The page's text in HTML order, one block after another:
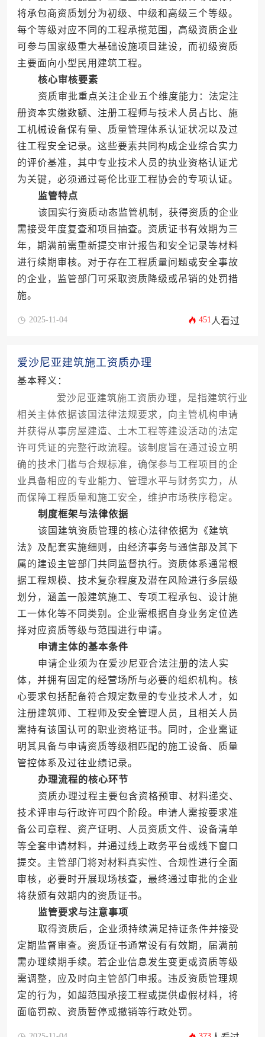
将承包商资质划分为初级、中级和高级三个等级。
每个等级对应不同的工程承揽范围，高级资质企业
可参与国家级重大基础设施项目建设，而初级资质
主要面向小型民用建筑工程。
核心审核要素
资质审批重点关注企业五个维度能力：法定注
册资本实缴数额、注册工程师与技术人员占比、施
工机械设备保有量、质量管理体系认证状况以及过
往工程安全记录。这些要素共同构成企业综合实力
的评价基准，其中专业技术人员的执业资格认证尤
为关键，必须通过哥伦比亚工程协会的专项认证。
监管特点
该国实行资质动态监管机制，获得资质的企业
需接受年度复查和项目抽查。资质证书有效期为三
年，期满前需重新提交审计报告和安全记录等材料
进行续期审核。对于存在工程质量问题或安全事故
的企业，监管部门可采取资质降级或吊销的处罚措
施。
2025-11-04 451 人看过
爱沙尼亚建筑施工资质办理
基本释义：
爱沙尼亚建筑施工资质办理，是指建筑行业
相关主体依据该国法律法规要求，向主管机构申请
并获得从事房屋建造、土木工程等建设活动的法定
许可凭证的完整行政流程。该制度旨在通过设立明
确的技术门槛与合规标准，确保参与工程项目的企
业具备相应的专业能力、管理水平与财务实力，从
而保障工程质量和施工安全，维护市场秩序稳定。
制度框架与法律依据
该国建筑资质管理的核心法律依据为《建筑
法》及配套实施细则，由经济事务与通信部及其下
属的建设主管部门共同监督执行。资质体系通常根
据工程规模、技术复杂程度及潜在风险进行多层级
划分，涵盖一般建筑施工、专项工程承包、设计施
工一体化等不同类别。企业需根据自身业务定位选
择对应资质等级与范围进行申请。
申请主体的基本条件
申请企业须为在爱沙尼亚合法注册的法人实
体，并拥有固定的经营场所与必要的组织机构。核
心要求包括配备符合规定数量的专业技术人才，如
注册建筑师、工程师及安全管理人员，且相关人员
需持有该国认可的职业资格证书。同时，企业需证
明其具备与申请资质等级相匹配的施工设备、质量
管控体系及过往业绩记录。
办理流程的核心环节
资质办理过程主要包含资格预审、材料递交、
技术评审与行政许可四个阶段。申请人需按要求准
备公司章程、资产证明、人员资质文件、设备清单
等全套申请材料，并通过线上政务平台或线下窗口
提交。主管部门将对材料真实性、合规性进行全面
审核，必要时开展现场核查，最终通过审批的企业
将获颁有效期内的资质证书。
监管要求与注意事项
取得资质后，企业须持续满足持证条件并接受
定期监督审查。资质证书通常设有有效期，届满前
需办理续期手续。若企业信息发生变更或资质等级
需调整，应及时向主管部门申报。违反资质管理规
定的行为，如超范围承接工程或提供虚假材料，将
面临罚款、资质暂停或撤销等行政处罚。